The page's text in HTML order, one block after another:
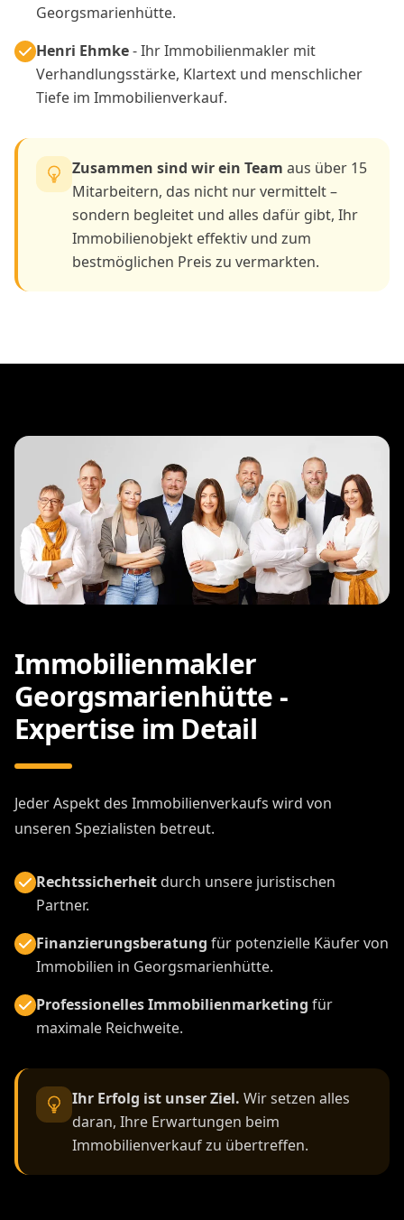
Georgsmarienhütte.
Henri Ehmke- Ihr Immobilienmakler mit
Verhandlungsstärke, Klartext und menschlicher
Tiefe im Immobilienverkauf.
Zusammen sind wir ein Team aus über 15
Mitarbeitern, das nicht nur vermittelt –
sondern begleitet und alles dafür gibt, Ihr
Immobilienobjekt effektiv und zum
bestmöglichen Preis zu vermarkten.
Immobilienmakler
Georgsmarienhütte -
Expertise im Detail
Jeder Aspekt des Immobilienverkaufs wird von
unseren Spezialisten betreut.
Rechtssicherheitdurch unsere juristischen
Partner.
Finanzierungsberatung für potenzielle Käufer von
Immobilien in Georgsmarienhütte.
Professionelles Immobilienmarketing für
maximale Reichweite.
Ihr Erfolg ist unser Ziel. Wir setzen alles
daran, Ihre Erwartungen beim
Immobilienverkauf zu übertreffen.